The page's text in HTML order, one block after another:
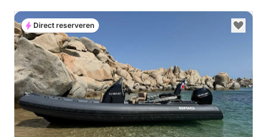
Direct reserveren